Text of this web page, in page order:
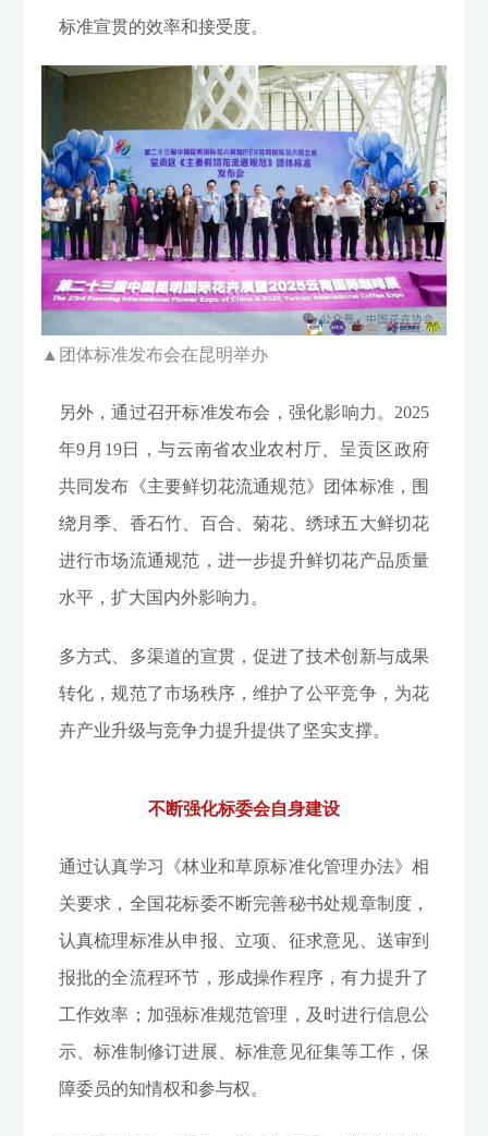
标准宣贯的效率和接受度。
▲ 团体标准发布会在昆明举办
另外，通过召开标准发布会，强化影响力。2025
年9月19日，与云南省农业农村厅、呈贡区政府
共同发布《主要鲜切花流通规范》团体标准，围
绕月季、香石竹、百合、菊花、绣球五大鲜切花
进行市场流通规范，进一步提升鲜切花产品质量
水平，扩大国内外影响力。
多方式、多渠道的宣贯，促进了技术创新与成果
转化，规范了市场秩序，维护了公平竞争，为花
卉产业升级与竞争力提升提供了坚实支撑。
不断强化标委会自身建设
通过认真学习《林业和草原标准化管理办法》相
关要求，全国花标委不断完善秘书处规章制度，
认真梳理标准从申报、立项、征求意见、送审到
报批的全流程环节，形成操作程序，有力提升了
工作效率；加强标准规范管理，及时进行信息公
示、标准制修订进展、标准意见征集等工作，保
障委员的知情权和参与权。